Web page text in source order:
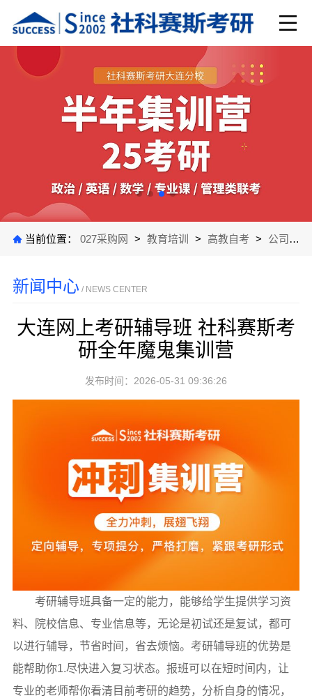
当前位置： 027采购网 > 教育培训 > 高教自考 > 公司新闻
新闻中心 / NEWS CENTER
大连网上考研辅导班 社科赛斯考
研全年魔鬼集训营
发布时间：2026-05-31 09:36:26
考研辅导班具备一定的能力，能够给学生提供学习资
料、院校信息、专业信息等，无论是初试还是复试，都可
以进行辅导，节省时间，省去烦恼。考研辅导班的优势是
能帮助你1.尽快进入复习状态。报班可以在短时间内，让
专业的老师帮你看清目前考研的趋势，分析自身的情况，